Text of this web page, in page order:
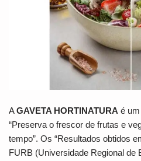
AGAVETA HORTINATURA é
“Preserva o frescor de frutas e
tempo”. Os “Resultados obtidos
FURB (Universidade Regional de